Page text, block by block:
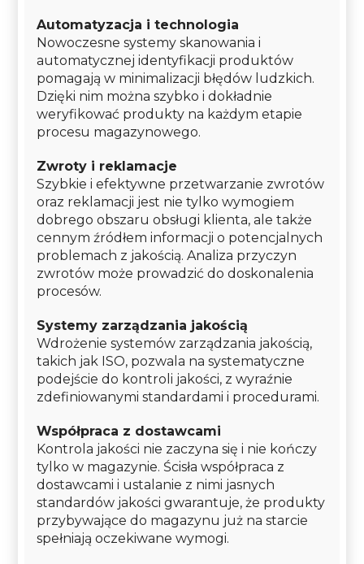
Automatyzacja i technologia
Nowoczesne systemy skanowania i
automatycznej identyfikacji produktów
pomagają w minimalizacji błędów ludzkich.
Dzięki nim można szybko i dokładnie
weryfikować produkty na każdym etapie
procesu magazynowego.
Zwroty i reklamacje
Szybkie i efektywne przetwarzanie zwrotów
oraz reklamacji jest nie tylko wymogiem
dobrego obszaru obsługi klienta, ale także
cennym źródłem informacji o potencjalnych
problemach z jakością. Analiza przyczyn
zwrotów może prowadzić do doskonalenia
procesów.
Systemy zarządzania jakością
Wdrożenie systemów zarządzania jakością,
takich jak ISO, pozwala na systematyczne
podejście do kontroli jakości, z wyraźnie
zdefiniowanymi standardami i procedurami.
Współpraca z dostawcami
Kontrola jakości nie zaczyna się i nie kończy
tylko w magazynie. Ścisła współpraca z
dostawcami i ustalanie z nimi jasnych
standardów jakości gwarantuje, że produkty
przybywające do magazynu już na starcie
spełniają oczekiwane wymogi.